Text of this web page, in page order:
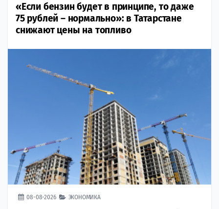
«Если бензин будет в принципе, то даже
75 рублей – нормально»: в Татарстане
снижают цены на топливо
08-08-2026 ЭКОНОМИКА